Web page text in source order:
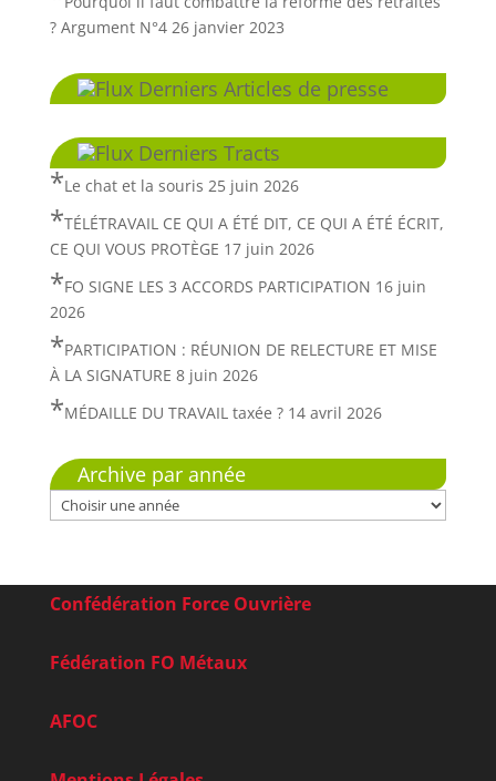
? Argument N°4 26 janvier 2023
Derniers Articles de presse
Derniers Tracts
Le chat et la souris 25 juin 2026
TÉLÉTRAVAIL CE QUI A ÉTÉ DIT, CE QUI A ÉTÉ ÉCRIT,
CE QUI VOUS PROTÈGE 17 juin 2026
FO SIGNE LES 3 ACCORDS PARTICIPATION 16 juin
2026
PARTICIPATION : RÉUNION DE RELECTURE ET MISE
À LA SIGNATURE 8 juin 2026
MÉDAILLE DU TRAVAIL taxée ? 14 avril 2026
Archive par année
Confédération Force Ouvrière
Fédération FO Métaux
AFOC